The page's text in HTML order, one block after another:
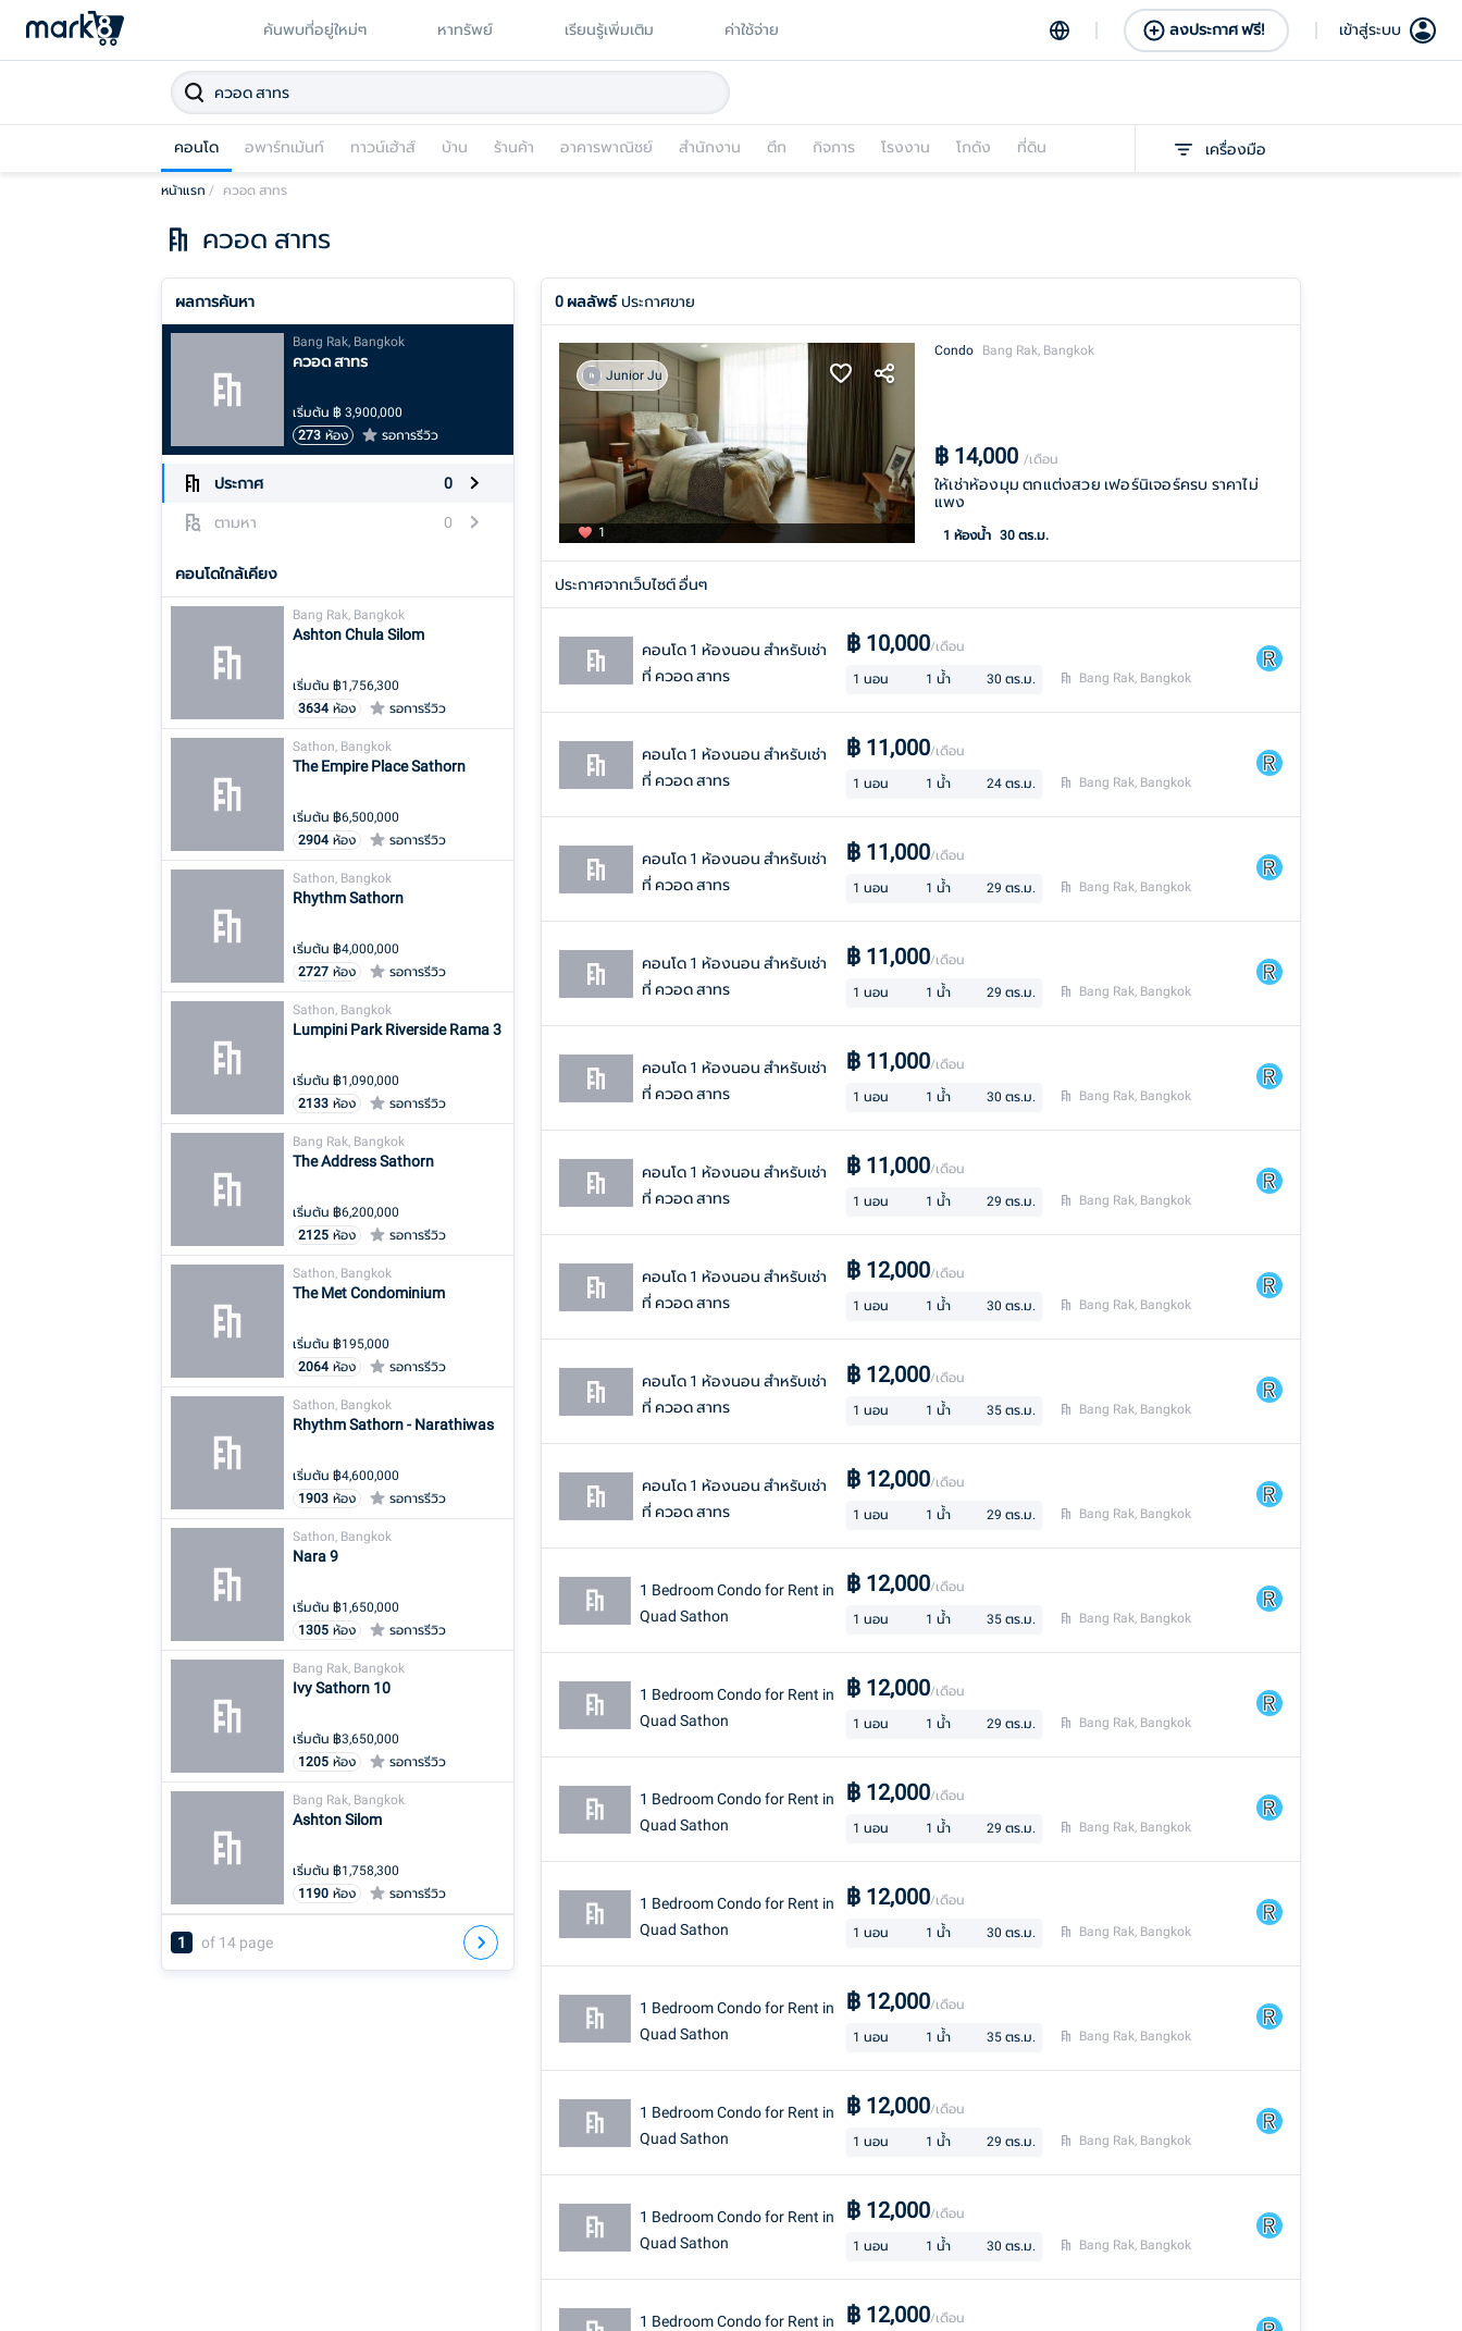
ค้นพบที่อยู่ใหม่ๆ หาทรัพย์ เรียนรู้เพิ่มเติม ค่าใช้จ่าย ลงประกาศ ฟรี! เข้าสู่ระบบ
คอนโด อพาร์ทเม้นท์ ทาวน์เฮ้าส์ บ้าน ร้านค้า อาคารพาณิชย์ สำนักงาน ตึก กิจการ โรงงาน โกดัง ที่ดิน เครื่องมือ
หน้าแรก / ควอด สาทร
ควอด สาทร
ผลการค้นหา
Bang Rak, Bangkok
ควอด สาทร
เริ่มต้น ฿ 3,900,000
273 ห้อง รอการรีวิว
ประกาศ 0
ตามหา 0
คอนโดใกล้เคียง
Bang Rak, Bangkok
Ashton Chula Silom
เริ่มต้น ฿1,756,300
3634 ห้อง รอการรีวิว
Sathon, Bangkok
The Empire Place Sathorn
เริ่มต้น ฿6,500,000
2904 ห้อง รอการรีวิว
Sathon, Bangkok
Rhythm Sathorn
เริ่มต้น ฿4,000,000
2727 ห้อง รอการรีวิว
Sathon, Bangkok
Lumpini Park Riverside Rama 3
เริ่มต้น ฿1,090,000
2133 ห้อง รอการรีวิว
Bang Rak, Bangkok
The Address Sathorn
เริ่มต้น ฿6,200,000
2125 ห้อง รอการรีวิว
Sathon, Bangkok
The Met Condominium
เริ่มต้น ฿195,000
2064 ห้อง รอการรีวิว
Sathon, Bangkok
Rhythm Sathorn - Narathiwas
เริ่มต้น ฿4,600,000
1903 ห้อง รอการรีวิว
Sathon, Bangkok
Nara 9
เริ่มต้น ฿1,650,000
1305 ห้อง รอการรีวิว
Bang Rak, Bangkok
Ivy Sathorn 10
เริ่มต้น ฿3,650,000
1205 ห้อง รอการรีวิว
Bang Rak, Bangkok
Ashton Silom
เริ่มต้น ฿1,758,300
1190 ห้อง รอการรีวิว
1 of 14 page
0ผลลัพธ์ ประกาศขาย
Junior Ju
1
Condo Bang Rak, Bangkok
฿ 14,000 /เดือน
ให้เช่าห้องมุม ตกแต่งสวย เฟอร์นิเจอร์ครบ ราคาไม่
แพง
1 ห้องน้ำ 30 ตร.ม.
ประกาศจากเว็บไซต์ อื่นๆ
คอนโด 1 ห้องนอน สำหรับเช่า
ที่ ควอด สาทร
฿ 10,000/เดือน
1 นอน 1 น้ำ 30 ตร.ม. Bang Rak, Bangkok
คอนโด 1 ห้องนอน สำหรับเช่า
ที่ ควอด สาทร
฿ 11,000/เดือน
1 นอน 1 น้ำ 24 ตร.ม. Bang Rak, Bangkok
คอนโด 1 ห้องนอน สำหรับเช่า
ที่ ควอด สาทร
฿ 11,000/เดือน
1 นอน 1 น้ำ 29 ตร.ม. Bang Rak, Bangkok
คอนโด 1 ห้องนอน สำหรับเช่า
ที่ ควอด สาทร
฿ 11,000/เดือน
1 นอน 1 น้ำ 29 ตร.ม. Bang Rak, Bangkok
คอนโด 1 ห้องนอน สำหรับเช่า
ที่ ควอด สาทร
฿ 11,000/เดือน
1 นอน 1 น้ำ 30 ตร.ม. Bang Rak, Bangkok
คอนโด 1 ห้องนอน สำหรับเช่า
ที่ ควอด สาทร
฿ 11,000/เดือน
1 นอน 1 น้ำ 29 ตร.ม. Bang Rak, Bangkok
คอนโด 1 ห้องนอน สำหรับเช่า
ที่ ควอด สาทร
฿ 12,000/เดือน
1 นอน 1 น้ำ 30 ตร.ม. Bang Rak, Bangkok
คอนโด 1 ห้องนอน สำหรับเช่า
ที่ ควอด สาทร
฿ 12,000/เดือน
1 นอน 1 น้ำ 35 ตร.ม. Bang Rak, Bangkok
คอนโด 1 ห้องนอน สำหรับเช่า
ที่ ควอด สาทร
฿ 12,000/เดือน
1 นอน 1 น้ำ 29 ตร.ม. Bang Rak, Bangkok
1 Bedroom Condo for Rent in
Quad Sathon
฿ 12,000/เดือน
1 นอน 1 น้ำ 35 ตร.ม. Bang Rak, Bangkok
1 Bedroom Condo for Rent in
Quad Sathon
฿ 12,000/เดือน
1 นอน 1 น้ำ 29 ตร.ม. Bang Rak, Bangkok
1 Bedroom Condo for Rent in
Quad Sathon
฿ 12,000/เดือน
1 นอน 1 น้ำ 29 ตร.ม. Bang Rak, Bangkok
1 Bedroom Condo for Rent in
Quad Sathon
฿ 12,000/เดือน
1 นอน 1 น้ำ 30 ตร.ม. Bang Rak, Bangkok
1 Bedroom Condo for Rent in
Quad Sathon
฿ 12,000/เดือน
1 นอน 1 น้ำ 35 ตร.ม. Bang Rak, Bangkok
1 Bedroom Condo for Rent in
Quad Sathon
฿ 12,000/เดือน
1 นอน 1 น้ำ 29 ตร.ม. Bang Rak, Bangkok
1 Bedroom Condo for Rent in
Quad Sathon
฿ 12,000/เดือน
1 นอน 1 น้ำ 30 ตร.ม. Bang Rak, Bangkok
1 Bedroom Condo for Rent in
฿ 12,000/เดือน